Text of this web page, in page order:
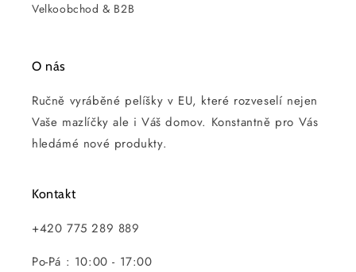
Velkoobchod & B2B
O nás
Ručně vyráběné pelíšky v EU, které rozveselí nejen
Vaše mazlíčky ale i Váš domov. Konstantně pro Vás
hledámé nové produkty.
Kontakt
+420 775 289 889
Po-Pá : 10:00 - 17:00